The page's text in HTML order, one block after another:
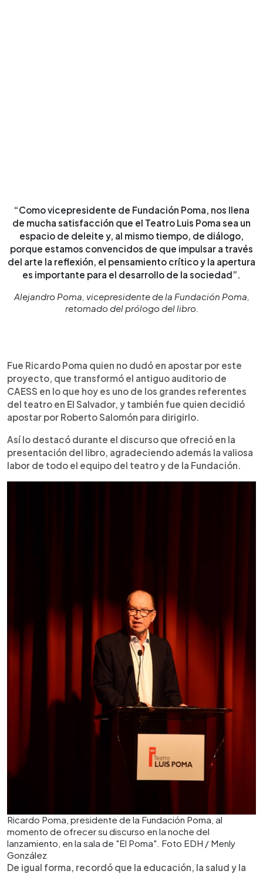
“Como vicepresidente de Fundación Poma, nos llena
de mucha satisfacción que el Teatro Luis Poma sea un
espacio de deleite y, al mismo tiempo, de diálogo,
porque estamos convencidos de que impulsar a través
del arte la reflexión, el pensamiento crítico y la apertura
es importante para el desarrollo de la sociedad”.
Alejandro Poma, vicepresidente de la Fundación Poma,
retomado del prólogo del libro.
Fue Ricardo Poma quien no dudó en apostar por este
proyecto, que transformó el antiguo auditorio de
CAESS en lo que hoy es uno de los grandes referentes
del teatro en El Salvador, y también fue quien decidió
apostar por Roberto Salomón para dirigirlo.
Así lo destacó durante el discurso que ofreció en la
presentación del libro, agradeciendo además la valiosa
labor de todo el equipo del teatro y de la Fundación.
Ricardo Poma, presidente de la Fundación Poma, al
momento de ofrecer su discurso en la noche del
lanzamiento, en la sala de "El Poma". Foto EDH / Menly
González
De igual forma, recordó que la educación, la salud y la